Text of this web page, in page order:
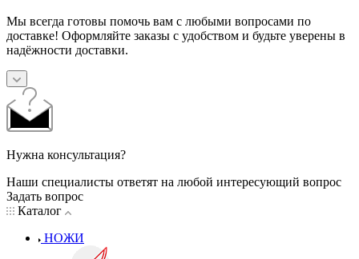
Мы всегда готовы помочь вам с любыми вопросами по
доставке! Оформляйте заказы с удобством и будьте уверены в
надёжности доставки.
Нужна консультация?
Наши специалисты ответят на любой интересующий вопрос
Задать вопрос
Каталог
НОЖИ